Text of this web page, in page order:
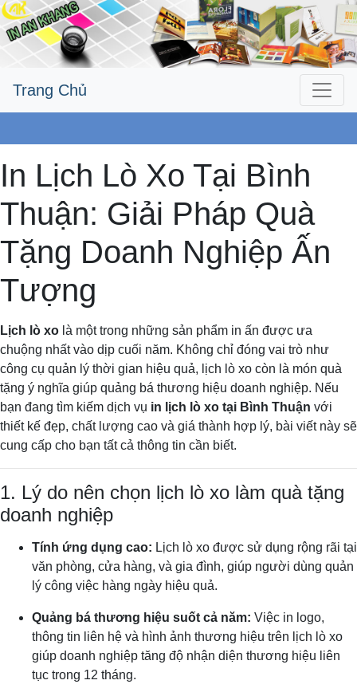
Trang Chủ
Công Ty An Khang
In Lịch Lò Xo Tại Bình
Thuận: Giải Pháp Quà
Tặng Doanh Nghiệp Ấn
Tượng
Lịch lò xo là một trong những sản phẩm in ấn được ưa
chuộng nhất vào dịp cuối năm. Không chỉ đóng vai trò như
công cụ quản lý thời gian hiệu quả, lịch lò xo còn là món quà
tặng ý nghĩa giúp quảng bá thương hiệu doanh nghiệp. Nếu
bạn đang tìm kiếm dịch vụ in lịch lò xo tại Bình Thuận với
thiết kế đẹp, chất lượng cao và giá thành hợp lý, bài viết này sẽ
cung cấp cho bạn tất cả thông tin cần biết.
1. Lý do nên chọn lịch lò xo làm quà tặng
doanh nghiệp
Tính ứng dụng cao: Lịch lò xo được sử dụng rộng rãi tại
văn phòng, cửa hàng, và gia đình, giúp người dùng quản
lý công việc hàng ngày hiệu quả.
Quảng bá thương hiệu suốt cả năm: Việc in logo,
thông tin liên hệ và hình ảnh thương hiệu trên lịch lò xo
giúp doanh nghiệp tăng độ nhận diện thương hiệu liên
tục trong 12 tháng.